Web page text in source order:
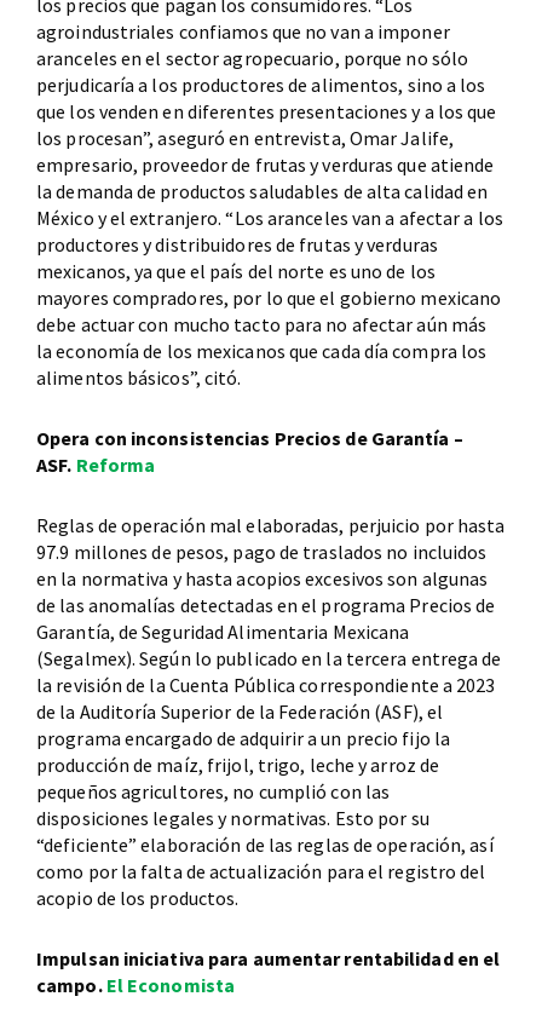
agroindustriales confiamos que no van a imponer
aranceles en el sector agropecuario, porque no sólo
perjudicaría a los productores de alimentos, sino a los
que los venden en diferentes presentaciones y a los que
los procesan”, aseguró en entrevista, Omar Jalife,
empresario, proveedor de frutas y verduras que atiende
la demanda de productos saludables de alta calidad en
México y el extranjero. “Los aranceles van a afectar a los
productores y distribuidores de frutas y verduras
mexicanos, ya que el país del norte es uno de los
mayores compradores, por lo que el gobierno mexicano
debe actuar con mucho tacto para no afectar aún más
la economía de los mexicanos que cada día compra los
alimentos básicos”, citó.
Opera con inconsistencias Precios de Garantía –
ASF. Reforma
Reglas de operación mal elaboradas, perjuicio por hasta
97.9 millones de pesos, pago de traslados no incluidos
en la normativa y hasta acopios excesivos son algunas
de las anomalías detectadas en el programa Precios de
Garantía, de Seguridad Alimentaria Mexicana
(Segalmex). Según lo publicado en la tercera entrega de
la revisión de la Cuenta Pública correspondiente a 2023
de la Auditoría Superior de la Federación (ASF), el
programa encargado de adquirir a un precio fijo la
producción de maíz, frijol, trigo, leche y arroz de
pequeños agricultores, no cumplió con las
disposiciones legales y normativas. Esto por su
“deficiente” elaboración de las reglas de operación, así
como por la falta de actualización para el registro del
acopio de los productos.
Impulsan iniciativa para aumentar rentabilidad en el
campo. El Economista